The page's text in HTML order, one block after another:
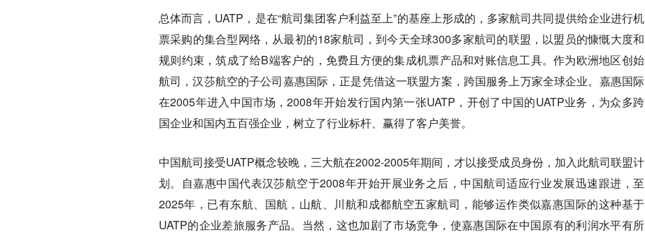
总体而言，UATP，是在“航司集团客户利益至上”的基座上形成的，多家航司共同提供给企业进行机
票采购的集合型网络，从最初的18家航司，到今天全球300多家航司的联盟，以盟员的慷慨大度和
规则约束，筑成了给B端客户的，免费且方便的集成机票产品和对账信息工具。作为欧洲地区创始
航司，汉莎航空的子公司嘉惠国际，正是凭借这一联盟方案，跨国服务上万家全球企业。嘉惠国际
在2005年进入中国市场，2008年开始发行国内第一张UATP，开创了中国的UATP业务，为众多跨
国企业和国内五百强企业，树立了行业标杆、赢得了客户美誉。
中国航司接受UATP概念较晚，三大航在2002-2005年期间，才以接受成员身份，加入此航司联盟计
划。自嘉惠中国代表汉莎航空于2008年开始开展业务之后，中国航司适应行业发展迅速跟进，至
2025年，已有东航、国航，山航、川航和成都航空五家航司，能够运作类似嘉惠国际的这种基于
UATP的企业差旅服务产品。当然，这也加剧了市场竞争，使嘉惠国际在中国原有的利润水平有所